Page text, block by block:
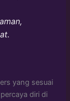
yang sesuai
diri di